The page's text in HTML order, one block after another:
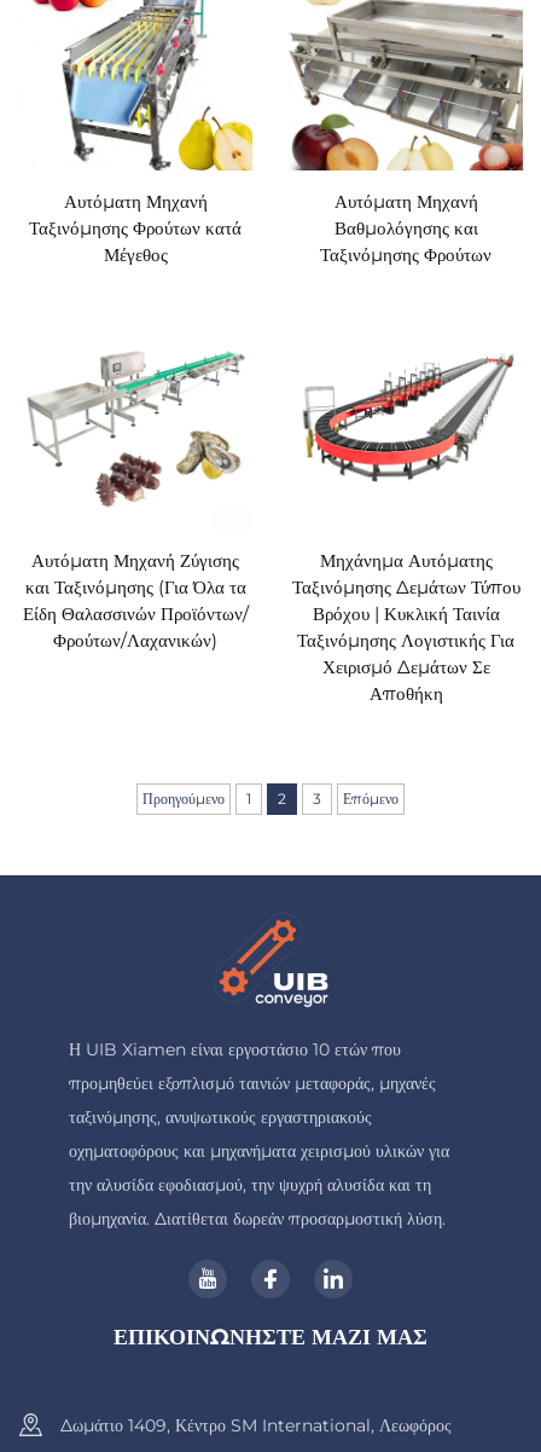
Αυτόματη Μηχανή
Ταξινόμησης Φρούτων κατά
Μέγεθος
Αυτόματη Μηχανή
Βαθμολόγησης και
Ταξινόμησης Φρούτων
Αυτόματη Μηχανή Ζύγισης
και Ταξινόμησης (Για Όλα τα
Είδη Θαλασσινών Προϊόντων/
Φρούτων/Λαχανικών)
Μηχάνημα Αυτόματης
Ταξινόμησης Δεμάτων Τύπου
Βρόχου | Κυκλική Ταινία
Ταξινόμησης Λογιστικής Για
Χειρισμό Δεμάτων Σε
Αποθήκη
Προηγούμενο 1 2 3 Επόμενο
Η UIB Xiamen είναι εργοστάσιο 10 ετών που
προμηθεύει εξοπλισμό ταινιών μεταφοράς, μηχανές
ταξινόμησης, ανυψωτικούς εργαστηριακούς
οχηματοφόρους και μηχανήματα χειρισμού υλικών για
την αλυσίδα εφοδιασμού, την ψυχρή αλυσίδα και τη
βιομηχανία. Διατίθεται δωρεάν προσαρμοστική λύση.
ΕΠΙΚΟΙΝΩΝΗΣΤΕ ΜΑΖΙ ΜΑΣ
Δωμάτιο 1409, Κέντρο SM International, Λεωφόρος